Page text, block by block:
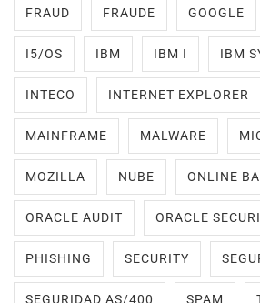
FRAUD FRAUDE GOOGLE
I5/OS IBM IBM I IBM
INTECO INTERNET EXPLORER
MAINFRAME MALWARE
MOZILLA NUBE ONLINE
ORACLE AUDIT ORACLE
PHISHING SECURITY
SEGURIDAD AS/400 SPAM